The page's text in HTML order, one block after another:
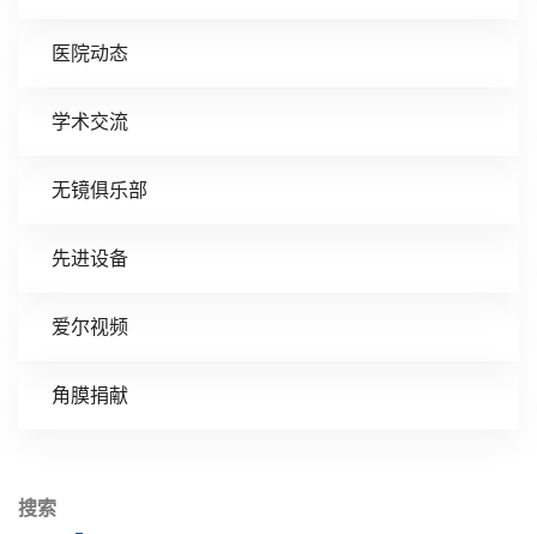
医院动态
学术交流
无镜俱乐部
先进设备
爱尔视频
角膜捐献
搜索